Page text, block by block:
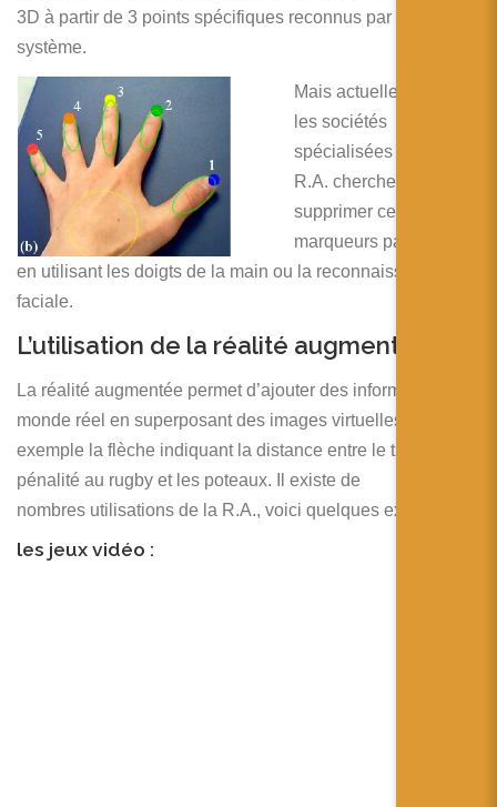
3D à partir de 3 points spécifiques reconnus par le
système.
Mais actuellement
les sociétés
spécialisées dans la
R.A. cherchent à
supprimer ces
marqueurs par exemple
en utilisant les doigts de la main ou la reconnaissance
faciale.
L’utilisation de la réalité augmentée :
La réalité augmentée permet d’ajouter des informations au
monde réel en superposant des images virtuelles par
exemple la flèche indiquant la distance entre le tireur d’une
pénalité au rugby et les poteaux. Il existe de
nombres utilisations de la R.A., voici quelques exemples :
les jeux vidéo :